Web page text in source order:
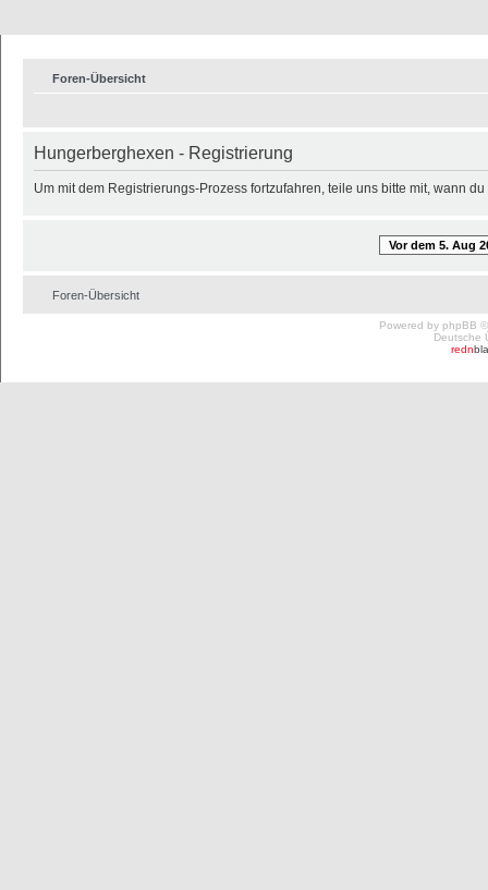
Foren-Übersicht
Hungerberghexen - Registrierung
Um mit dem Registrierungs-Prozess fortzufahren, teile uns bitte mit, wann
Vor dem 5. Aug
Foren-Übersicht
Powered by phpBB
Deutsche
redn